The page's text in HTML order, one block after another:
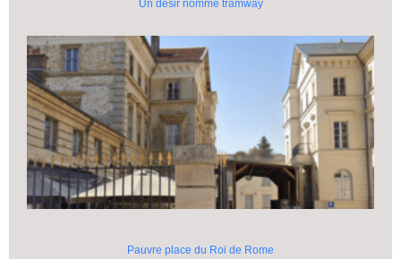
Un désir nommé tramway
Pauvre place du Roi de Rome